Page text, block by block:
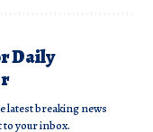
Daily
latest breaking news
your inbox.